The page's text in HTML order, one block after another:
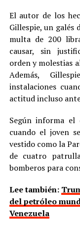
El autor de los
Gillespie, un galés
multa de 200
causar, sin
orden y molestias
Además,
instalaciones
actitud incluso
Según informa
cuando el joven
vestido como la
de cuatro
bomberos para
Lee también:
del petróleo
Venezuela